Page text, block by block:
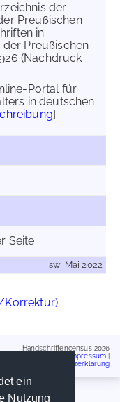
ein
Nutzung
der
Preußischen
in
Preußischen
(Nachdruck
Portal für
in deutschen
]
Seite
sw, Mai 2022
Korrektur)
Handschriftencensus 2026
Impressum
Datenschutzerklärung